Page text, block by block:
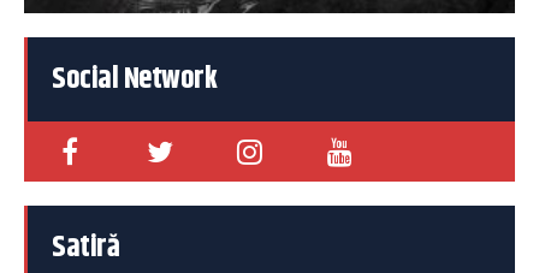
Social Network
Satiră